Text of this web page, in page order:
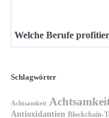
Welche Berufe
Schlagwörter
Achtsamkeit
Antioxidantien Blockchain-